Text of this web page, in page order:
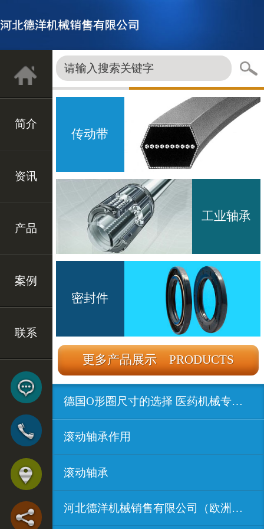
简介
资讯
产品
案例
联系
传动带
工业轴承
密封件
更多产品展示 PRODUCTS
德国O形圈尺寸的选择 医药机械专用密...
滚动轴承作用
滚动轴承
河北德洋机械销售有限公司（欧洲进口...